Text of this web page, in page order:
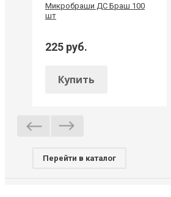
Микробраши ДС Браш 100
шт
225 руб.
Купить
Перейти в каталог